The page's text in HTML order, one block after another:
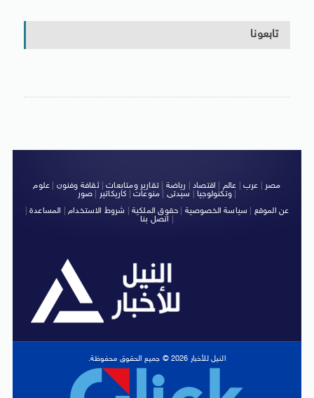
تابعونا
مصر عرب عالم اقتصاد رياضة |تقارير ومتابعات|ثقافة وفنون
علوم
وتكنولوجيا| سيدتى منوعات كاريكاتير صور
|
عن الموقع
سياسة الخصوصية حقوق الملكية شروط الاستخدام| المساعدة|
اتصل بنا
النيل للأخبار 2026 © جميع الحقوق محفوظة.